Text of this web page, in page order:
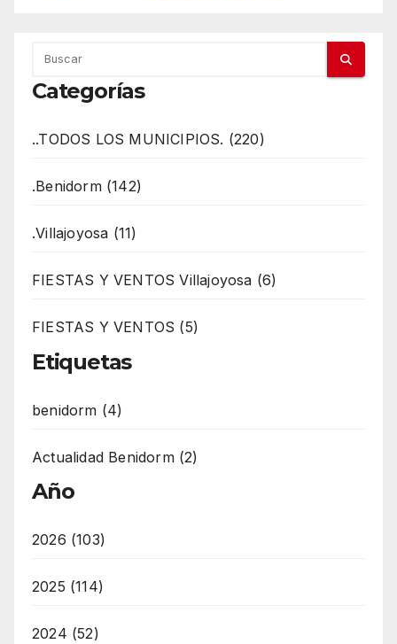
Categorías
..TODOS LOS MUNICIPIOS. (220)
.Benidorm (142)
.Villajoyosa (11)
FIESTAS Y VENTOS Villajoyosa (6)
FIESTAS Y VENTOS (5)
Etiquetas
benidorm (4)
Actualidad Benidorm (2)
Año
2026 (103)
2025 (114)
2024 (52)